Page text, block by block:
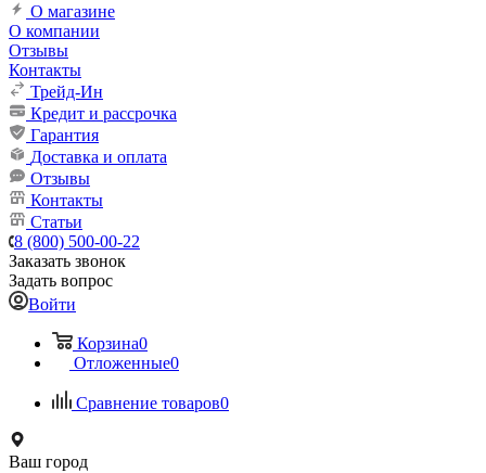
О магазине
О компании
Отзывы
Контакты
Трейд-Ин
Кредит и рассрочка
Гарантия
Доставка и оплата
Отзывы
Контакты
Статьи
8 (800) 500-00-22
Заказать звонок
Задать вопрос
Войти
Корзина0
Отложенные0
Сравнение товаров0
Ваш город